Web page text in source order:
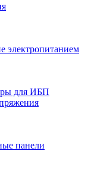
электропитанием
для ИБП
панели